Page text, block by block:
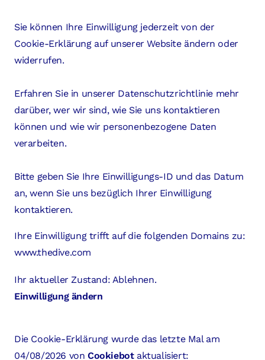
Sie können Ihre Einwilligung jederzeit von der
Cookie-Erklärung auf unserer Website ändern oder
widerrufen.
Erfahren Sie in unserer Datenschutzrichtlinie mehr
darüber, wer wir sind, wie Sie uns kontaktieren
können und wie wir personenbezogene Daten
verarbeiten.
Bitte geben Sie Ihre Einwilligungs-ID und das Datum
an, wenn Sie uns bezüglich Ihrer Einwilligung
kontaktieren.
Ihre Einwilligung trifft auf die folgenden Domains zu:
www.thedive.com
Ihr aktueller Zustand: Ablehnen.
Einwilligung ändern
Die Cookie-Erklärung wurde das letzte Mal am
04/08/2026 von Cookiebotaktualisiert: